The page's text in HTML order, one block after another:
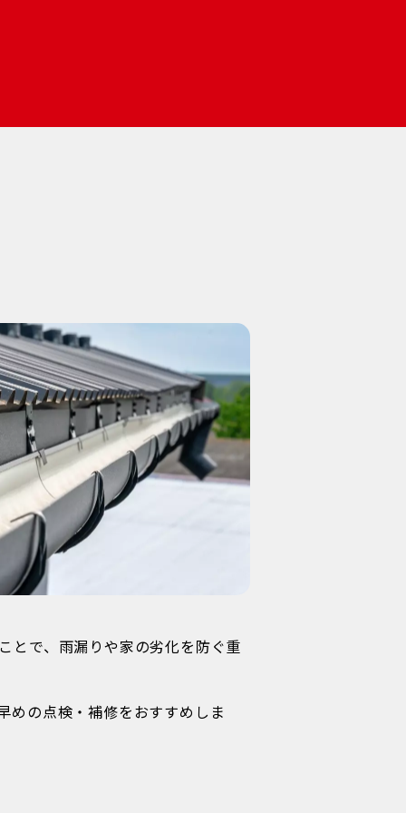
とで、雨漏りや家の劣化を防ぐ重
めの点検・補修をおすすめしま